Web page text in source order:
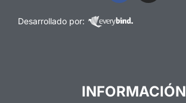
Desarrollado por:
INFORMACIÓN